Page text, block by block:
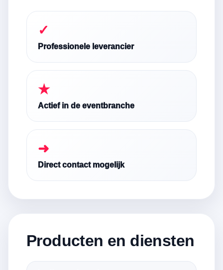
✓
Professionele leverancier
★
Actief in de eventbranche
➜
Direct contact mogelijk
Producten en diensten